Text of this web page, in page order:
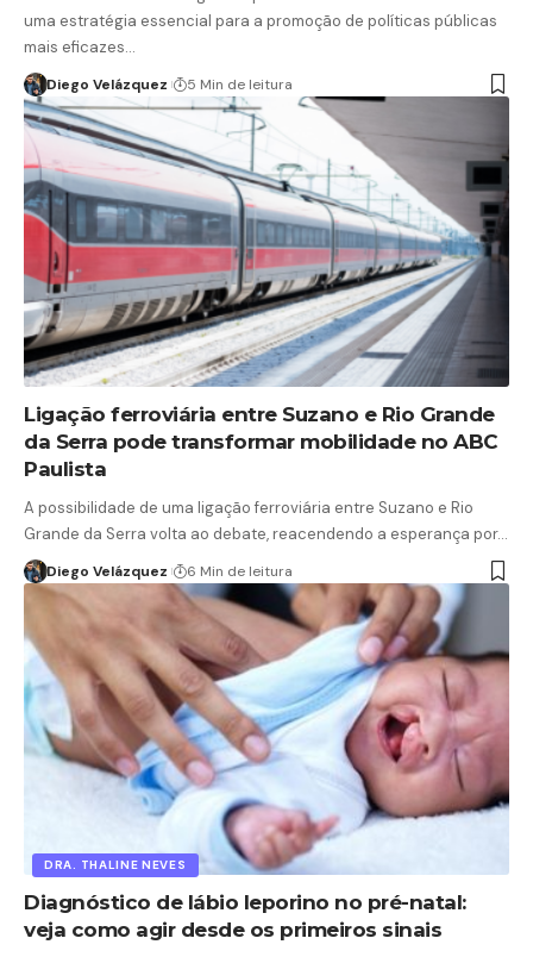
uma estratégia essencial para a promoção de políticas públicas
mais eficazes…
Diego Velázquez 5 Min de leitura
Ligação ferroviária entre Suzano e Rio Grande
da Serra pode transformar mobilidade no ABC
Paulista
A possibilidade de uma ligação ferroviária entre Suzano e Rio
Grande da Serra volta ao debate, reacendendo a esperança por…
Diego Velázquez 6 Min de leitura
DRA. THALINE NEVES
Diagnóstico de lábio leporino no pré-natal:
veja como agir desde os primeiros sinais